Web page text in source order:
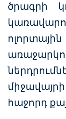
ծրագրի
հաջորդ